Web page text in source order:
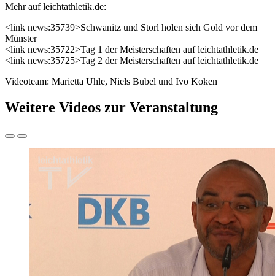
Mehr auf leichtathletik.de:
<link news:35739>Schwanitz und Storl holen sich Gold vor dem
Münster
<link news:35722>Tag 1 der Meisterschaften auf leichtathletik.de
<link news:35725>Tag 2 der Meisterschaften auf leichtathletik.de
Videoteam: Marietta Uhle, Niels Bubel und Ivo Koken
Weitere Videos zur Veranstaltung